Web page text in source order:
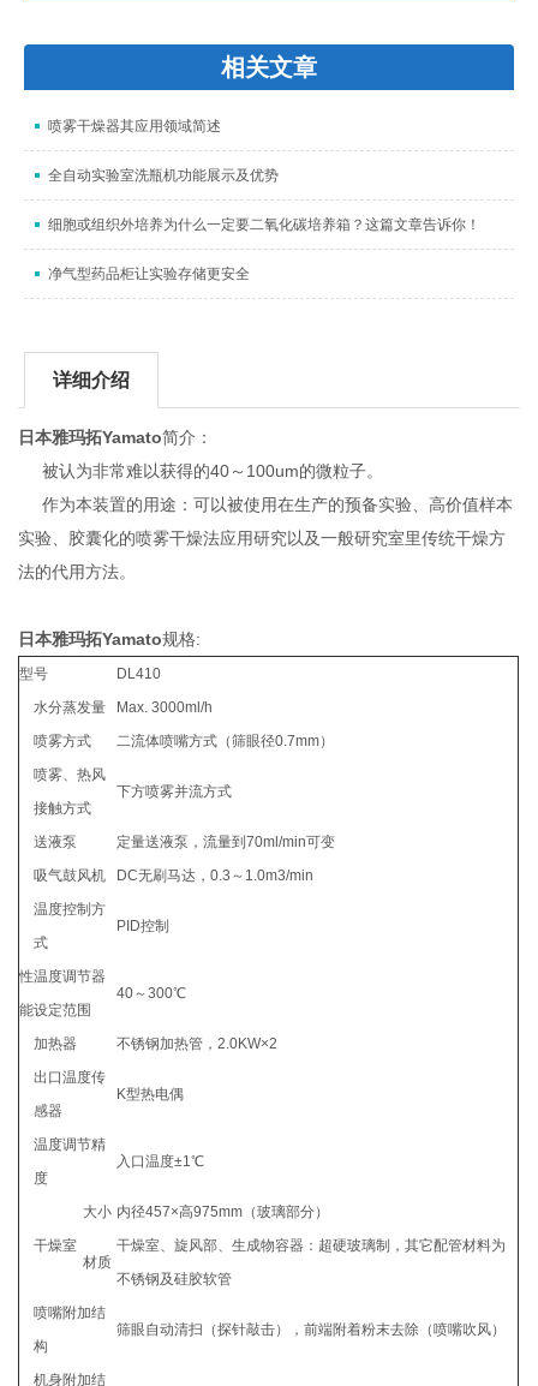
相关文章
喷雾干燥器其应用领域简述
全自动实验室洗瓶机功能展示及优势
细胞或组织外培养为什么一定要二氧化碳培养箱？这篇文章告诉你！
净气型药品柜让实验存储更安全
详细介绍
日本雅玛拓Yamato简介：
被认为非常难以获得的40～100um的微粒子。
作为本装置的用途：可以被使用在生产的预备实验、高价值样本
实验、胶囊化的喷雾干燥法应用研究以及一般研究室里传统干燥方
法的代用方法。
日本雅玛拓Yamato规格:
型号 DL410
性
能
水分蒸发量
Max. 3000ml/h
喷雾方式
二流体喷嘴方式（筛眼径0.7mm）
喷雾、热风
接触方式
下方喷雾并流方式
送液泵
定量送液泵，流量到70ml/min可变
吸气鼓风机
DC无刷马达，0.3～1.0m3/min
温度控制方
式
PID控制
温度调节器
设定范围
40～300℃
加热器
不锈钢加热管，2.0KW×2
出口温度传
感器
K型热电偶
温度调节精
度
入口温度±1℃
干燥室
大小 内径457×高975mm（玻璃部分）
材质
干燥室、旋风部、生成物容器：超硬玻璃制，其它配管材料为
不锈钢及硅胶软管
喷嘴附加结
构
筛眼自动清扫（探针敲击），前端附着粉末去除（喷嘴吹风）
机身附加结